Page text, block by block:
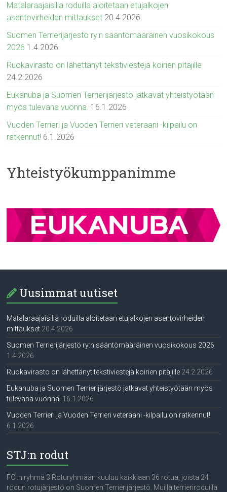
Matalaraajaisilla roduilla aloitetaan etujalkojen
asentovirheiden mittaukset 20.4.2026
Suomen Terrierijärjestö ry:n sääntömääräinen vuosikokous
2026 1.4.2026
Ruokavirasto on lähettänyt tekstiviestejä koirien pitäjille
24.2.2026
Eukanuba ja Suomen Terrierijärjestö jatkavat yhteistyötään
myös tulevana vuonna. 16.1.2026
Vuoden Terrieri ja Vuoden Terrieri veteraani -kilpailu on
ratkennut! 6.1.2026
Yhteistyökumppanimme
Uusimmat uutiset
Matalaraajaisilla roduilla aloitetaan etujalkojen asentovirheiden
mittaukset 20.4.2026
Suomen Terrierijärjestö ry:n sääntömääräinen vuosikokous 2026
1.4.2026
Ruokavirasto on lähettänyt tekstiviestejä koirien pitäjille 24.2.2026
Eukanuba ja Suomen Terrierijärjestö jatkavat yhteistyötään myös
tulevana vuonna. 16.1.2026
Vuoden Terrieri ja Vuoden Terrieri veteraani -kilpailu on ratkennut!
6.1.2026
STJ:n rodut
FCI:n ryhmä 3 Roturyhmään kuuluu kaikkiaan 36 rotua, joista 24
rodun rotujärjestö on Suomen Terrierijärjestö. Muilla terrieriroduilla